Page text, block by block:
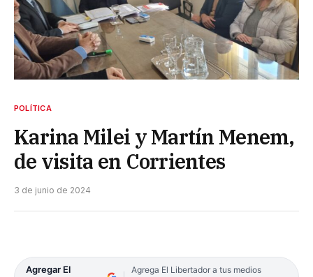
POLÍTICA
Karina Milei y Martín Menem,
de visita en Corrientes
3 de junio de 2024
Agregar El
Agrega El Libertador a tus medios